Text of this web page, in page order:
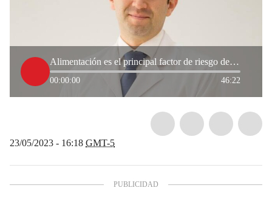
Alimentación es el principal factor de riesgo de cálculos en la vesícula: experto explica
00:00:00 46:22
23/05/2023 - 16:18 GMT-5